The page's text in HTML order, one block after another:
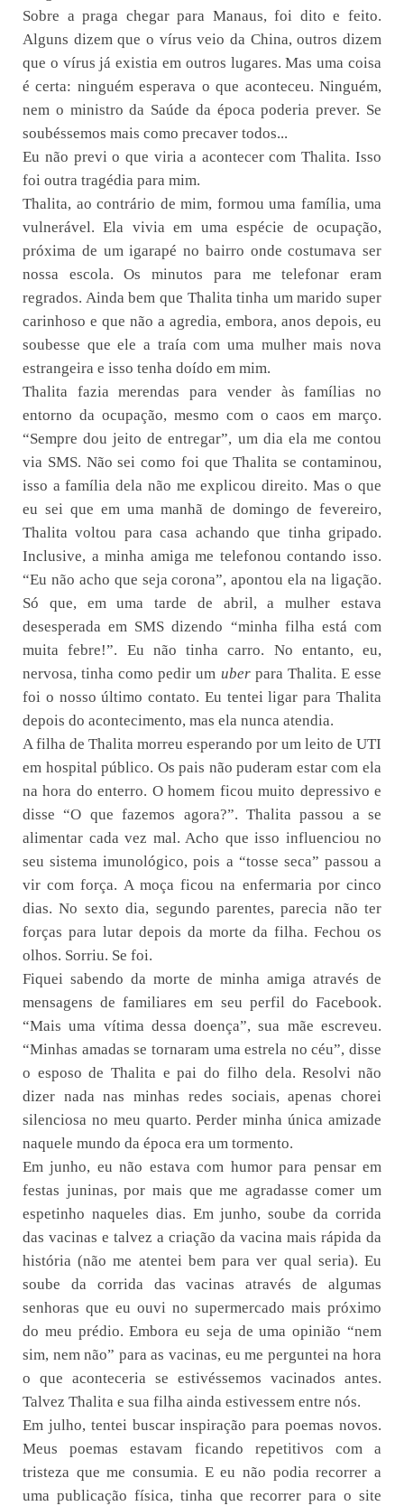
Sobre a praga chegar para Manaus, foi dito e feito.
Alguns dizem que o vírus veio da China, outros dizem
que o vírus já existia em outros lugares. Mas uma coisa
é certa: ninguém esperava o que aconteceu. Ninguém,
nem o ministro da Saúde da época poderia prever. Se
soubéssemos mais como precaver todos...
Eu não previ o que viria a acontecer com Thalita. Isso
foi outra tragédia para mim.
Thalita, ao contrário de mim, formou uma família, uma
vulnerável. Ela vivia em uma espécie de ocupação,
próxima de um igarapé no bairro onde costumava ser
nossa escola. Os minutos para me telefonar eram
regrados. Ainda bem que Thalita tinha um marido super
carinhoso e que não a agredia, embora, anos depois, eu
soubesse que ele a traía com uma mulher mais nova
estrangeira e isso tenha doído em mim.
Thalita fazia merendas para vender às famílias no
entorno da ocupação, mesmo com o caos em março.
“Sempre dou jeito de entregar”, um dia ela me contou
via SMS. Não sei como foi que Thalita se contaminou,
isso a família dela não me explicou direito. Mas o que
eu sei que em uma manhã de domingo de fevereiro,
Thalita voltou para casa achando que tinha gripado.
Inclusive, a minha amiga me telefonou contando isso.
“Eu não acho que seja corona”, apontou ela na ligação.
Só que, em uma tarde de abril, a mulher estava
desesperada em SMS dizendo “minha filha está com
muita febre!”. Eu não tinha carro. No entanto, eu,
nervosa, tinha como pedir um uberpara Thalita. E esse
foi o nosso último contato. Eu tentei ligar para Thalita
depois do acontecimento, mas ela nunca atendia.
A filha de Thalita morreu esperando por um leito de UTI
em hospital público. Os pais não puderam estar com ela
na hora do enterro. O homem ficou muito depressivo e
disse “O que fazemos agora?”. Thalita passou a se
alimentar cada vez mal. Acho que isso influenciou no
seu sistema imunológico, pois a “tosse seca” passou a
vir com força. A moça ficou na enfermaria por cinco
dias. No sexto dia, segundo parentes, parecia não ter
forças para lutar depois da morte da filha. Fechou os
olhos. Sorriu. Se foi.
Fiquei sabendo da morte de minha amiga através de
mensagens de familiares em seu perfil do Facebook.
“Mais uma vítima dessa doença”, sua mãe escreveu.
“Minhas amadas se tornaram uma estrela no céu”, disse
o esposo de Thalita e pai do filho dela. Resolvi não
dizer nada nas minhas redes sociais, apenas chorei
silenciosa no meu quarto. Perder minha única amizade
naquele mundo da época era um tormento.
Em junho, eu não estava com humor para pensar em
festas juninas, por mais que me agradasse comer um
espetinho naqueles dias. Em junho, soube da corrida
das vacinas e talvez a criação da vacina mais rápida da
história (não me atentei bem para ver qual seria). Eu
soube da corrida das vacinas através de algumas
senhoras que eu ouvi no supermercado mais próximo
do meu prédio. Embora eu seja de uma opinião “nem
sim, nem não” para as vacinas, eu me perguntei na hora
o que aconteceria se estivéssemos vacinados antes.
Talvez Thalita e sua filha ainda estivessem entre nós.
Em julho, tentei buscar inspiração para poemas novos.
Meus poemas estavam ficando repetitivos com a
tristeza que me consumia. E eu não podia recorrer a
uma publicação física, tinha que recorrer para o site